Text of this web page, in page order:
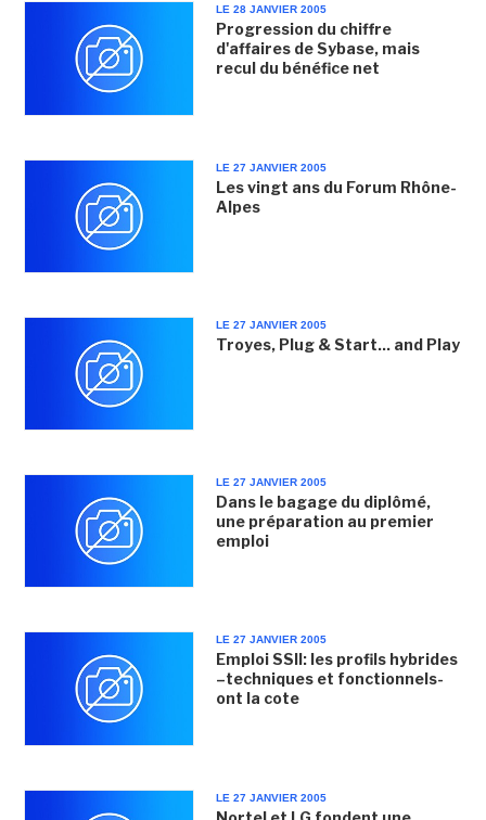
LE 28 JANVIER 2005
Progression du chiffre
d'affaires de Sybase, mais
recul du bénéfice net
LE 27 JANVIER 2005
Les vingt ans du Forum Rhône-
Alpes
LE 27 JANVIER 2005
Troyes, Plug & Start... and Play
LE 27 JANVIER 2005
Dans le bagage du diplômé,
une préparation au premier
emploi
LE 27 JANVIER 2005
Emploi SSII: les profils hybrides
–techniques et fonctionnels-
ont la cote
LE 27 JANVIER 2005